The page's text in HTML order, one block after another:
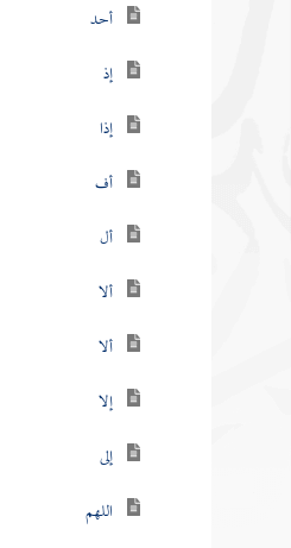
أحد
إذ
إذا
أف
أل
ألا
ألا
إلا
إلى
اللهم